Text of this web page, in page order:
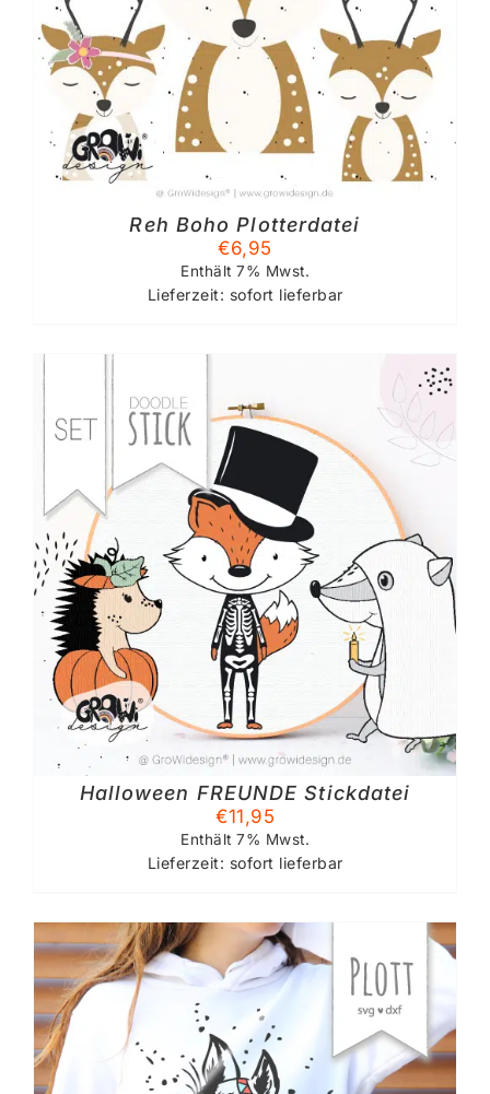
Reh Boho Plotterdatei
€6,95
Enthält 7% Mwst.
Lieferzeit: sofort lieferbar
Halloween FREUNDE Stickdatei
€11,95
Enthält 7% Mwst.
Lieferzeit: sofort lieferbar